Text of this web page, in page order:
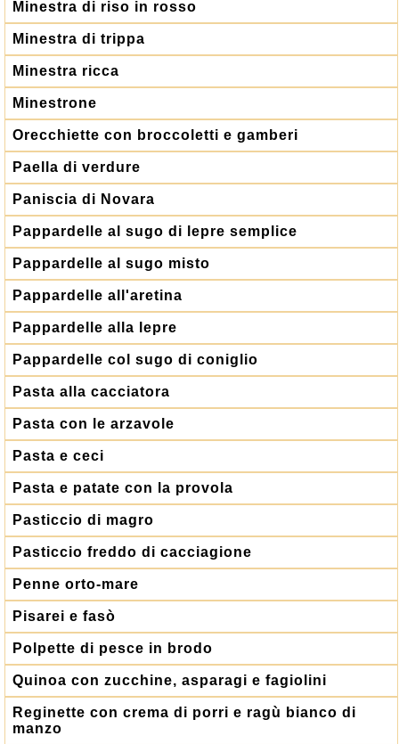
Minestra di riso in rosso
Minestra di trippa
Minestra ricca
Minestrone
Orecchiette con broccoletti e gamberi
Paella di verdure
Paniscia di Novara
Pappardelle al sugo di lepre semplice
Pappardelle al sugo misto
Pappardelle all'aretina
Pappardelle alla lepre
Pappardelle col sugo di coniglio
Pasta alla cacciatora
Pasta con le arzavole
Pasta e ceci
Pasta e patate con la provola
Pasticcio di magro
Pasticcio freddo di cacciagione
Penne orto-mare
Pisarei e fasò
Polpette di pesce in brodo
Quinoa con zucchine, asparagi e fagiolini
Reginette con crema di porri e ragù bianco di
manzo